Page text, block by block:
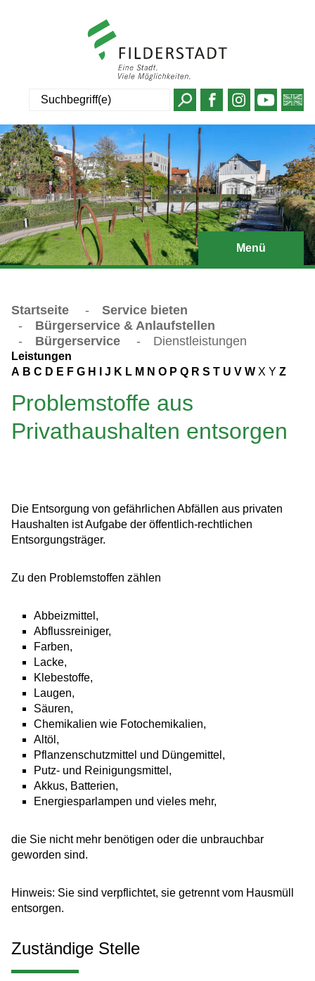
Menü
Startseite -
Service bieten
-
Bürgerservice & Anlaufstellen
-
Bürgerservice - Dienstleistungen
Leistungen
A B C D E F G H J K L M N O P Q R S T U V W X Y Z
Problemstoffe aus
Privathaushalten entsorgen
Die Entsorgung von gefährlichen Abfällen aus privaten
Haushalten ist Aufgabe der öffentlich-rechtlichen
Entsorgungsträger.
Zu den Problemstoffen zählen
Abbeizmittel,
Abflussreiniger,
Farben,
Lacke,
Klebestoffe,
Laugen,
Säuren,
Chemikalien wie Fotochemikalien,
Altöl,
Pflanzenschutzmittel und Düngemittel,
Putz- und Reinigungsmittel,
Akkus, Batterien,
Energiesparlampen und vieles mehr,
die Sie nicht mehr benötigen oder die unbrauchbar
geworden sind.
Hinweis: Sie sind verpflichtet, sie getrennt vom Hausmüll
entsorgen.
Zuständige Stelle